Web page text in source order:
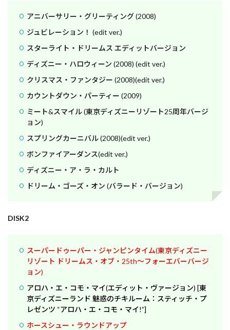
アニバーサリー・グリーティング (2008)
ジュビレーション！ (edit ver.)
スターライト・ドリームス エディットバージョン
ディズニー・ハロウィーン (2008) (edit ver.)
クリスマス・ファンタジー (2008)(edit ver.)
カウントダウン・パーティー (2009)
ミート&スマイル (東京ディズニーリゾート25周年バージ
ョン)
スプリングカーニバル (2008)(edit ver.)
ボンファイアーダンス(edit ver.)
ディズニー・ア・ラ・カルト
ドリーム・ゴーズ・オン (バラード・バージョン)
DISK2
スーパードゥーパー・ジャンピンタイム(東京ディズニー
リゾート ドリームス・オブ・25th～フォーエバーバージ
ョン)
アロハ・エ・コモ・マイ(エディット・ヴァージョン) [東
京ディズニーランド 魅惑のチキルーム：スティッチ・プ
レゼンツ “アロハ・エ・コモ・マイ!”]
ホースシュー・ラウンドアップ